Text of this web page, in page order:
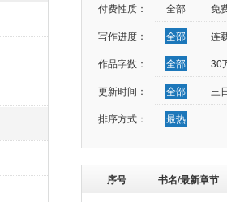
付费性质： 全部
免
写作进度：
全部
连
作品字数：
全部
30
更新时间：
全部
三
排序方式：
最热
序号 书名/最新章节